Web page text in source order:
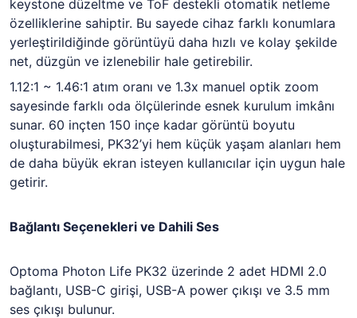
keystone düzeltme ve ToF destekli otomatik netleme
özelliklerine sahiptir. Bu sayede cihaz farklı konumlara
yerleştirildiğinde görüntüyü daha hızlı ve kolay şekilde
net, düzgün ve izlenebilir hale getirebilir.
1.12:1 ~ 1.46:1 atım oranı ve 1.3x manuel optik zoom
sayesinde farklı oda ölçülerinde esnek kurulum imkânı
sunar. 60 inçten 150 inçe kadar görüntü boyutu
oluşturabilmesi, PK32’yi hem küçük yaşam alanları hem
de daha büyük ekran isteyen kullanıcılar için uygun hale
getirir.
Bağlantı Seçenekleri ve Dahili Ses
Optoma Photon Life PK32 üzerinde 2 adet HDMI 2.0
bağlantı, USB-C girişi, USB-A power çıkışı ve 3.5 mm
ses çıkışı bulunur.